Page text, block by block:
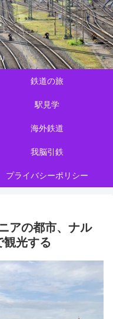
鉄道の旅
駅見学
海外鉄道
我脳引鉄
プライバシーポリシー
アの都市、ナル
観光する